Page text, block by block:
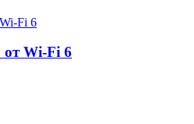
Wi-Fi 6